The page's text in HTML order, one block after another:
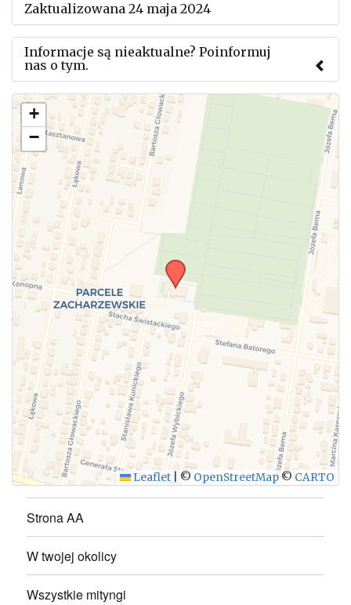
Zaktualizowana 24 maja 2024
Informacje są nieaktualne? Poinformuj
nas o tym.
Użyj tego formularza aby przesłać informację o
zmianach w powyższym mityngu.
WYŚLIJ
+
−
Leaflet © OpenStreetMap © CARTO
Strona AA
W twojej okolicy
Wszystkie mityngi